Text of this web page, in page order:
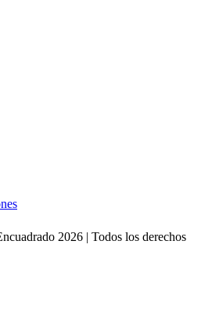
2026 |Todos los derechos